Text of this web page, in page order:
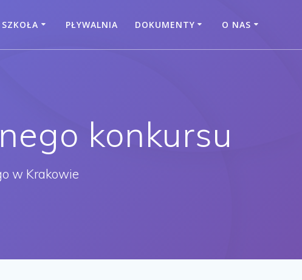
SZKOŁA PŁYWALNIA DOKUMENTY O NAS
konkursu
w Krakowie